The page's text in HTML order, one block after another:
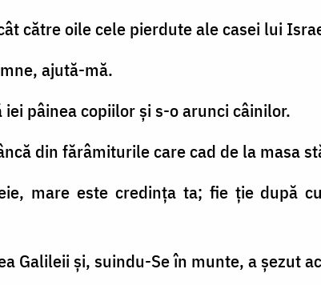
către oile cele pierdute ale casei lui
ajută-mă.
pâinea copiilor şi s-o arunci câinilor.
din fărâmiturile care cad de la masa
mare este credinţa ta; fie ţie după
Galileii şi, suindu-Se în munte, a şezut